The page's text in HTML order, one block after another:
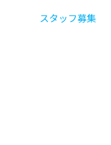
スタッフ募集